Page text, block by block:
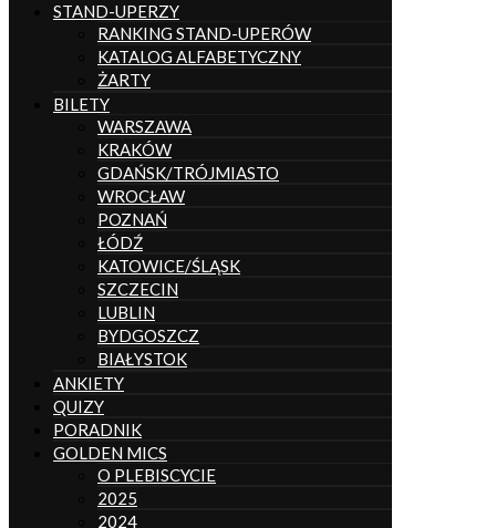
STAND-UPERZY
RANKING STAND-UPERÓW
KATALOG ALFABETYCZNY
ŻARTY
BILETY
WARSZAWA
KRAKÓW
GDAŃSK/TRÓJMIASTO
WROCŁAW
POZNAŃ
ŁÓDŹ
KATOWICE/ŚLĄSK
SZCZECIN
LUBLIN
BYDGOSZCZ
BIAŁYSTOK
ANKIETY
QUIZY
PORADNIK
GOLDEN MICS
O PLEBISCYCIE
2025
2024